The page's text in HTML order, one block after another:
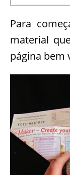
Para
material
página bem